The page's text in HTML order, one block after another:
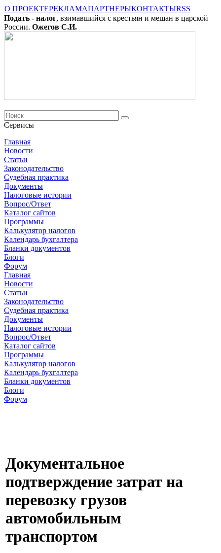
О ПРОЕКТЕРЕКЛАМАПАРТНЕРЫКОНТАКТЫRSS
Подать - налог, взимавшийся с крестьян и мещан в царской
России. Ожегов С.И.
Сервисы
Главная
Новости
Cтатьи
Законодательство
Судебная практика
Документы
Налоговые истории
Вопрос/Ответ
Каталог сайтов
Программы
Калькулятор налогов
Календарь бухгалтера
Бланки документов
Блоги
Форум
Главная
Новости
Cтатьи
Законодательство
Судебная практика
Документы
Налоговые истории
Вопрос/Ответ
Каталог сайтов
Программы
Калькулятор налогов
Календарь бухгалтера
Бланки документов
Блоги
Форум
Документальное
подтверждение затрат на
перевозку грузов
автомобильным
транспортом